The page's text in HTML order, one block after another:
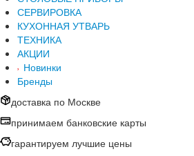
СЕРВИРОВКА
КУХОННАЯ УТВАРЬ
ТЕХНИКА
АКЦИИ
Новинки
Бренды
доставка по Москве
принимаем банковские карты
гарантируем лучшие цены